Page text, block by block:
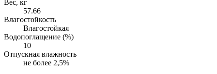
Вес, кг
57.66
Влагостойкость
Влагостойкая
Водопоглащение (%)
10
Отпускная влажность
не более 2,5%